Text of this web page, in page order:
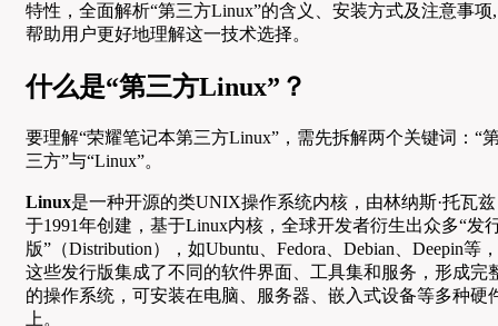
特性，全面解析“第三方Linux”的含义、安装方式及注意事项,
帮助用户更好地理解这一技术选择。
什么是“第三方Linux”？
要理解“荣耀笔记本第三方Linux”，需先拆解两个关键词：“
三方”与“Linux”。
Linux是一种开源的类UNIX操作系统内核，由林纳斯·托瓦兹
于1991年创建，基于Linux内核，全球开发者衍生出众多“发
版”（Distribution），如Ubuntu、Fedora、Debian、Deepin等，
这些发行版集成了不同的软件界面、工具集和服务，形成完
的操作系统，可安装在电脑、服务器、嵌入式设备等多种硬
上。